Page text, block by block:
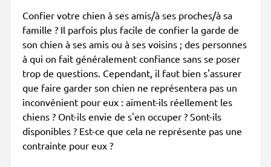
Confier votre chien à ses amis/à ses proches/à sa
famille ? Il parfois plus facile de confier la garde de
son chien à ses amis ou à ses voisins ; des personnes
à qui on fait généralement confiance sans se poser
trop de questions. Cependant, il faut bien s'assurer
que faire garder son chien ne représentera pas un
inconvénient pour eux : aiment-ils réellement les
chiens ? Ont-ils envie de s'en occuper ? Sont-ils
disponibles ? Est-ce que cela ne représente pas une
contrainte pour eux ?